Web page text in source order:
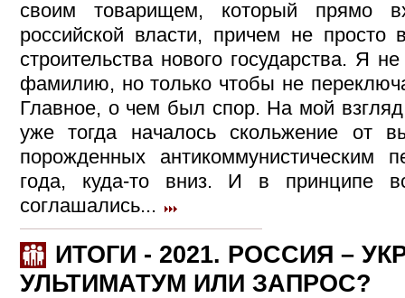
своим товарищем, который прямо
российской власти, причем не
строительства нового государства. Я
фамилию, но только чтобы не
Главное, о чем был спор. На мой
уже тогда началось скольжение от
порожденных антикоммунистическим
года, куда-то вниз. И в принципе
соглашались...
ИТОГИ - 2021. РОССИЯ –
УЛЬТИМАТУМ ИЛИ ЗАПРОС?